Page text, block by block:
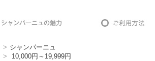
> シャンパーニュ
>
10,000円～19,999円